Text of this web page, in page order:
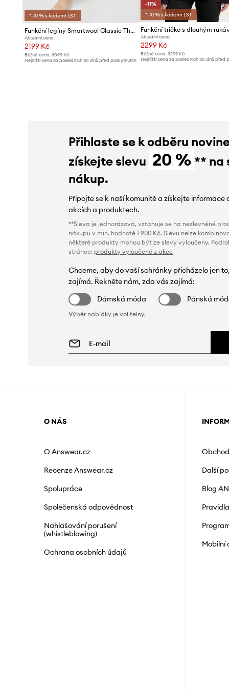
*-10 % s kódem: LST
Funkční legíny Smartwool Classic Thermal Merino
Aktuální cena:
2199 Kč
Běžná cena: 3099 Kč
Nejnižší cena za posledních 30 dnů před poskytnutím
-11%
*-10 % s kódem: LST
Aktuální cena:
2299 Kč
Běžná cena:3299 Kč
Nejnižší cena za posledních 30 dnů před
Přihlaste se k odběru
získejte slevu 20 % ** na
nákup.
Připojte se k naší komunitě a získejte informace
akcích a produktech.
**Sleva je jednorázová, vztahuje se na nezlevněné
nákupu v min. hodnotě 1 900 Kč. Slevu nelze
některé produkty mohou být ze slevy vyloučeny.
stránce: produkty vyloučené z akce
Chceme, aby do vaší schránky přicházelo jen
zajímá. Řekněte nám, zda vás zajímá:
Dámská móda
Pánská
Výběr nabídky je volitelný.
O NÁS
O Answear.cz
Recenze Answear.cz
Spolupráce
Společenská odpovědnost
Nahlašování porušení
(whistleblowing)
Ochrana osobních údajů
Další
Blog
Mobilní